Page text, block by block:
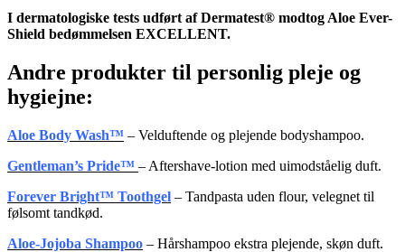
I dermatologiske tests udført af Dermatest® modtog Aloe Ever-
Shield bedømmelsen EXCELLENT.
Andre produkter til personlig pleje og
hygiejne:
Aloe Body Wash™ – Velduftende og plejende bodyshampoo.
Gentleman’s Pride™ – Aftershave-lotion med uimodståelig duft.
Forever Bright™ Toothgel – Tandpasta uden flour, velegnet til
følsomt tandkød.
Aloe-Jojoba Shampoo – Hårshampoo ekstra plejende, skøn duft.